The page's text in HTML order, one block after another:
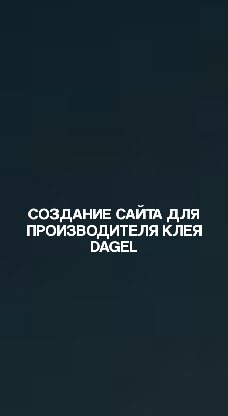
СОЗДАНИЕ САЙТА ДЛЯ
ПРОИЗВОДИТЕЛЯ КЛЕЯ
DAGEL